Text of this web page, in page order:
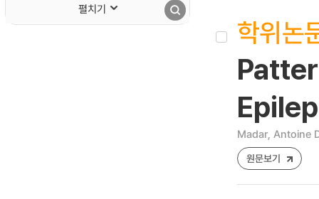
펼치기
학위논
Madar, Antoine
원문보기